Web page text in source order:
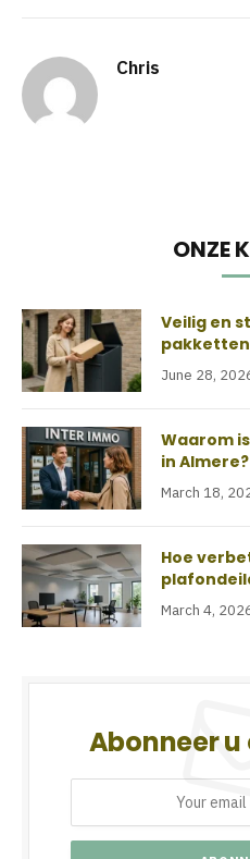
Chris
ONZE
Veilig en
June 28,
Waarom
in Almere?
March 18,
Hoe
March 4,
Abonneer